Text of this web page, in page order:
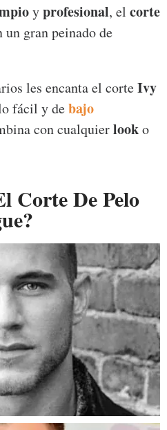
yprofesional, el corte
gran peinado de
les encanta el corteIvy
fácil y debajo
con cualquierlooko
Corte De Pelo